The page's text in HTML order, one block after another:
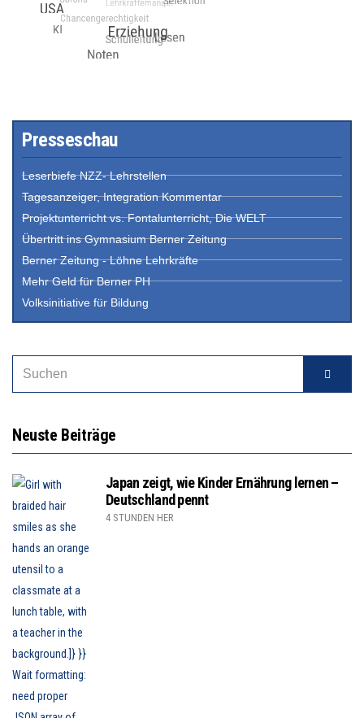
Presseschau
Leserbiefe NZZ- Lehrstellen
Tagesanzeiger, Integration Kommentar
Projektunterricht vs. Fontalunterricht, Die WELT
Übertritt ins Gymnasium Berner Zeitung
Berner Zeitung - Löhne Lehrkräfte
Mehr Geld für Berner PH
Volksinitiative für Bildung
Neuste Beiträge
Japan zeigt, wie Kinder Ernährung lernen –
Deutschland pennt
4 STUNDEN HER